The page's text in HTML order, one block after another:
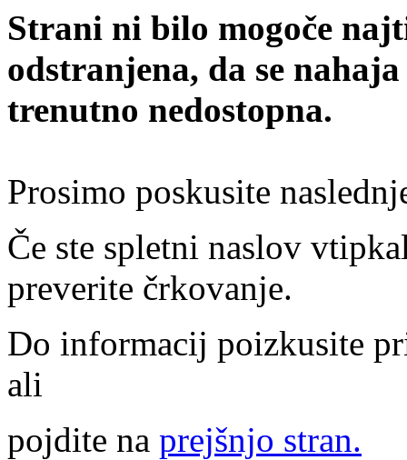
Strani ni bilo mogoče
odstranjena, da se
trenutno nedostopna.
Prosimo poskusite
Če ste spletni naslov
preverite črkovanje.
Do informacij poizkusite
ali
pojdite na prejšnjo stran.